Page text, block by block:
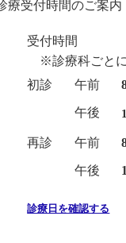
療受付時間のご案内
受付時間
※診療科ごとに
初診
午前
午後
再診 午前
午後
診療日を確認する